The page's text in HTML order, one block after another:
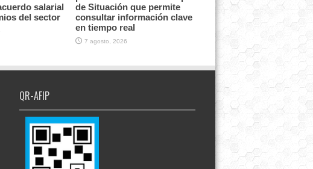
salarial
del sector
de Situación que permite
consultar información clave
en tiempo real
7 agosto, 2026
QR-AFIP